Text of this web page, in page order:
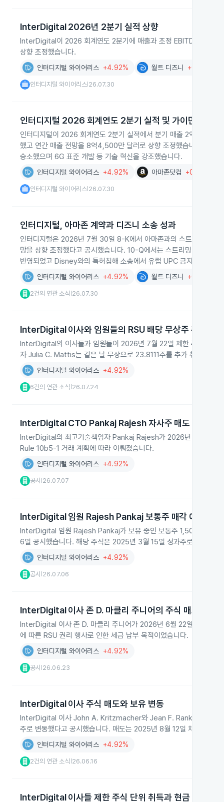
InterDigital 2026년 2분기 실적 상향
InterDigital이 2026 회계연도 2분기에 매출과 조정 EBITDA, 비-
상향 조정했습니다.
인터디지털 와이어리스 +4.92% 월트 디즈니 +0.22%
인터디지털 와이어리스 26.07.30
인터디지털 2026 회계연도 2분기 실적 및 가이던스 상향
인터디지털이 2026 회계연도 2분기 실적에서 분기 매출 2억6,000
했고 연간 매출 전망을 8억4,500만 달러로 상향 조정했습니다. 회사
승소했으며 6G 표준 개발 등 기술 혁신을 강조했습니다.
인터디지털 와이어리스 +4.92% 아마존닷컴 +0.82%
인터디지털 와이어리스 26.07.30
인터디지털, 아마존 계약과 디즈니 소송 성과
인터디지털은 2026년 7월 30일 8-K에서 아마존과의 스트리밍과 클
망을 상향 조정했다고 공시했습니다. 10-Q에서는 스트리밍·클라우
반영되었고 Disney와의 특허침해 소송에서 유럽 UPC 금지명령을 획
인터디지털 와이어리스 +4.92% 월트 디즈니 +0.22%
2건의 연관 소식 26.07.30
InterDigital 이사와 임원들의 RSU 배당 무상주 취득
InterDigital의 이사들과 임원들이 2026년 7월 22일 제한 주식 단위
자 Julia C. Mattis는 같은 날 무상으로 23.8111주를 추가 취득해 보
인터디지털 와이어리스 +4.92%
6건의 연관 소식 26.07.24
InterDigital CTO Pankaj Rajesh 자사주 매도
InterDigital의 최고기술책임자 Pankaj Rajesh가 2026년 7월 6일
Rule 10b5-1 거래 계획에 따라 이뤄졌습니다.
인터디지털 와이어리스 +4.92%
공시 26.07.07
InterDigital 임원 Rajesh Pankaj 보통주 매각 예정
InterDigital 임원 Rajesh Pankaj가 보유 중인 보통주 1,500주를
6일 공시했습니다. 해당 주식은 2025년 3월 15일 성과주로 취득했
인터디지털 와이어리스 +4.92%
공시 26.07.06
InterDigital 이사 존 D. 마클리 주니어의 주식 매도
InterDigital 이사 존 D. 마클리 주니어가 2026년 6월 22일 주당
에 따른 RSU 권리 행사로 인한 세금 납부 목적이었습니다.
인터디지털 와이어리스 +4.92%
공시 26.06.23
InterDigital 이사 주식 매도와 보유 변동
InterDigital 이사 John A. Kritzmacher와 Jean F. Rankin이 2026
주로 변동했다고 공시했습니다. 매도는 2025년 8월 12일 채택된
인터디지털 와이어리스 +4.92%
2건의 연관 소식 26.06.16
InterDigital 이사들 제한 주식 단위 취득과 현금 정산